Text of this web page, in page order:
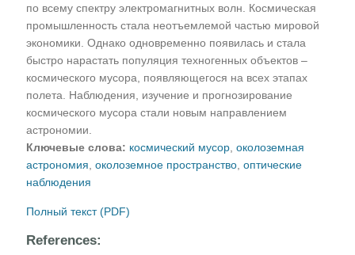
по всему спектру электромагнитных волн. Космическая
промышленность стала неотъемлемой частью мировой
экономики. Однако одновременно появилась и стала
быстро нарастать популяция техногенных объектов –
космического мусора, появляющегося на всех этапах
полета. Наблюдения, изучение и прогнозирование
космического мусора стали новым направлением
астрономии.
Ключевые слова: космический мусор ,околоземная
астрономия ,околоземное пространство ,оптические
наблюдения
Полный текст (PDF)
References: